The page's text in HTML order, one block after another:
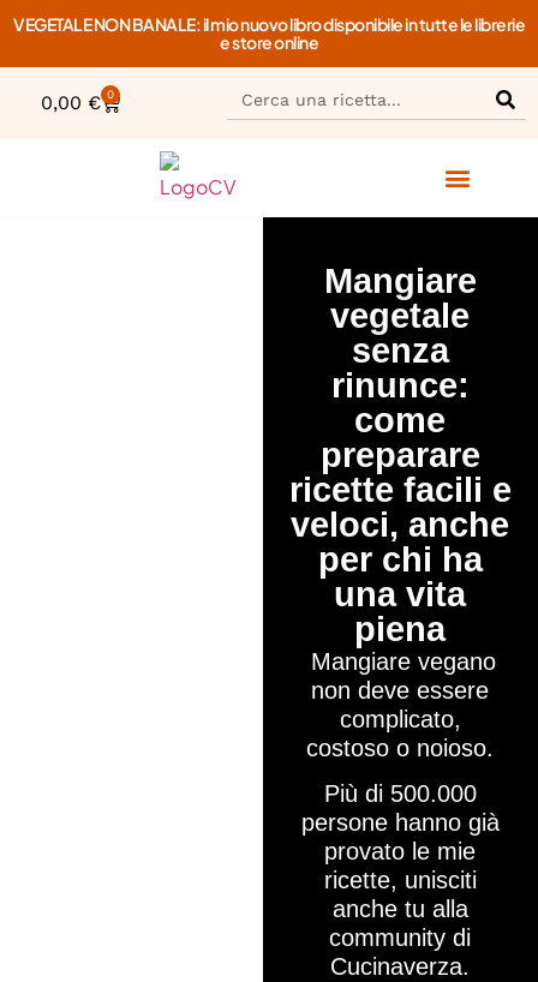
VEGETALE NON BANALE: il mio nuovo libro disponibile in tutte le librerie
e store online
0,00 € 0
Mangiare
vegetale
senza
rinunce:
come
preparare
ricette facili e
veloci, anche
per chi ha
una vita
piena​
Mangiare vegano
non deve essere
complicato,
costoso o noioso.
Più di 500.000
persone hanno già
provato le mie
ricette, unisciti
anche tu alla
community di
Cucinaverza.